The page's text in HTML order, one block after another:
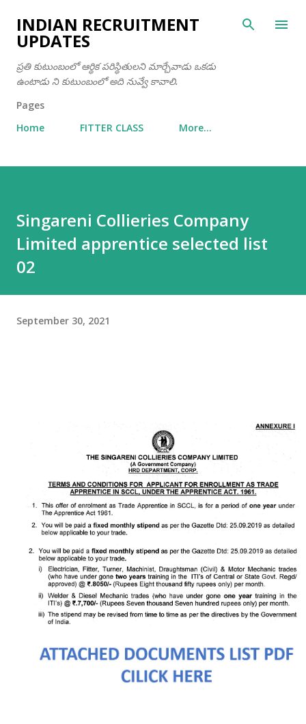
Skip to main content
INDIAN RECRUITMENT
UPDATES
ప్రతి కుటుంబంలో ఆర్థిక పరిస్థితులని మార్చేవాడు ఒకడు
ఉంటాడు ని కుటుంబంలో అది నువ్వే కావాలి.
Pages
Home
FITTER CLASS More…
Singareni Collieries Company
Limited apprentice selected list
02
September 30, 2021